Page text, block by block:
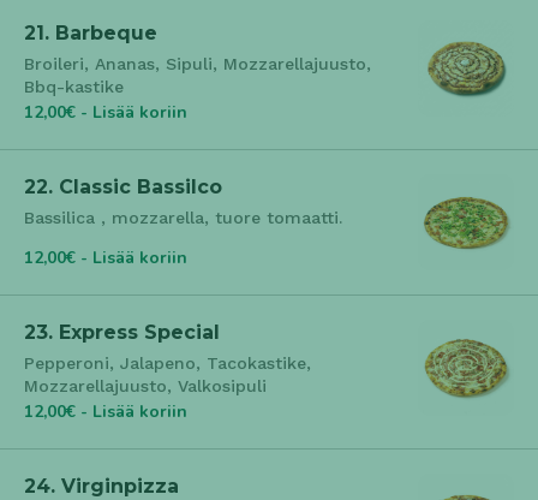
21. Barbeque
Broileri, Ananas, Sipuli, Mozzarellajuusto,
Bbq-kastike
12,00€ - Lisää koriin
22. Classic Bassilco
Bassilica , mozzarella, tuore tomaatti.
12,00€ - Lisää koriin
23. Express Special
Pepperoni, Jalapeno, Tacokastike,
Mozzarellajuusto, Valkosipuli
12,00€ - Lisää koriin
24. Virginpizza